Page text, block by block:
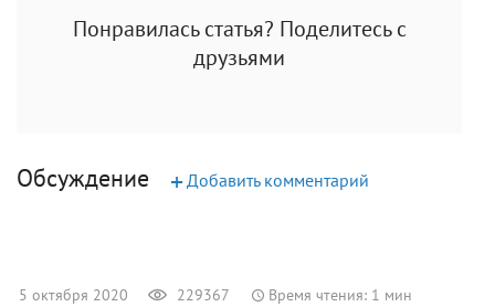
Понравилась статья? Поделитесь с
друзьями
Обсуждение +Добавить комментарий
5 октября 2020 229367 Время чтения: 1 мин